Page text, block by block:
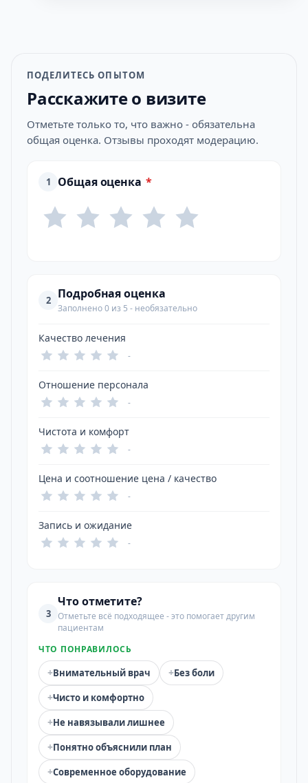
ПОДЕЛИТЕСЬ ОПЫТОМ
Расскажите о визите
Отметьте только то, что важно - обязательна
общая оценка. Отзывы проходят модерацию.
1 Общая оценка *
2 Подробная оценка
Заполнено 0 из 5 - необязательно
Качество лечения
-
Отношение персонала
-
Чистота и комфорт
-
Цена и соотношение цена / качество
-
Запись и ожидание
-
3
Что отметите?
Отметьте всё подходящее - это помогает другим
пациентам
ЧТО ПОНРАВИЛОСЬ
+Внимательный врач +Без боли
+Чисто и комфортно
+Не навязывали лишнее
+Понятно объяснили план
+Современное оборудование